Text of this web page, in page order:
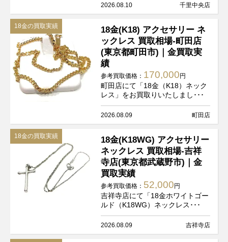
2026.08.10 千里中央店
18金の買取実績
18金(K18) アクセサリー ネ
ックレス 買取相場-町田店
(東京都町田市)｜金買取実
績
参考買取価格： 170,000 円
町田店にて「18金（K18）ネック
レス」をお買取りいたしまし･･･
2026.08.09 町田店
18金の買取実績
18金(K18WG) アクセサリー
ネックレス 買取相場-吉祥
寺店(東京都武蔵野市)｜金
買取実績
参考買取価格： 52,000 円
吉祥寺店にて「18金ホワイトゴー
ルド（K18WG）ネックレス･･･
2026.08.09 吉祥寺店